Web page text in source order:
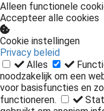
Alleen functionele
Accepteer alle cookies
Cookie instellingen
Privacy beleid
Alles
noodzakelijk om een
voor basisfuncties en
functioneren.